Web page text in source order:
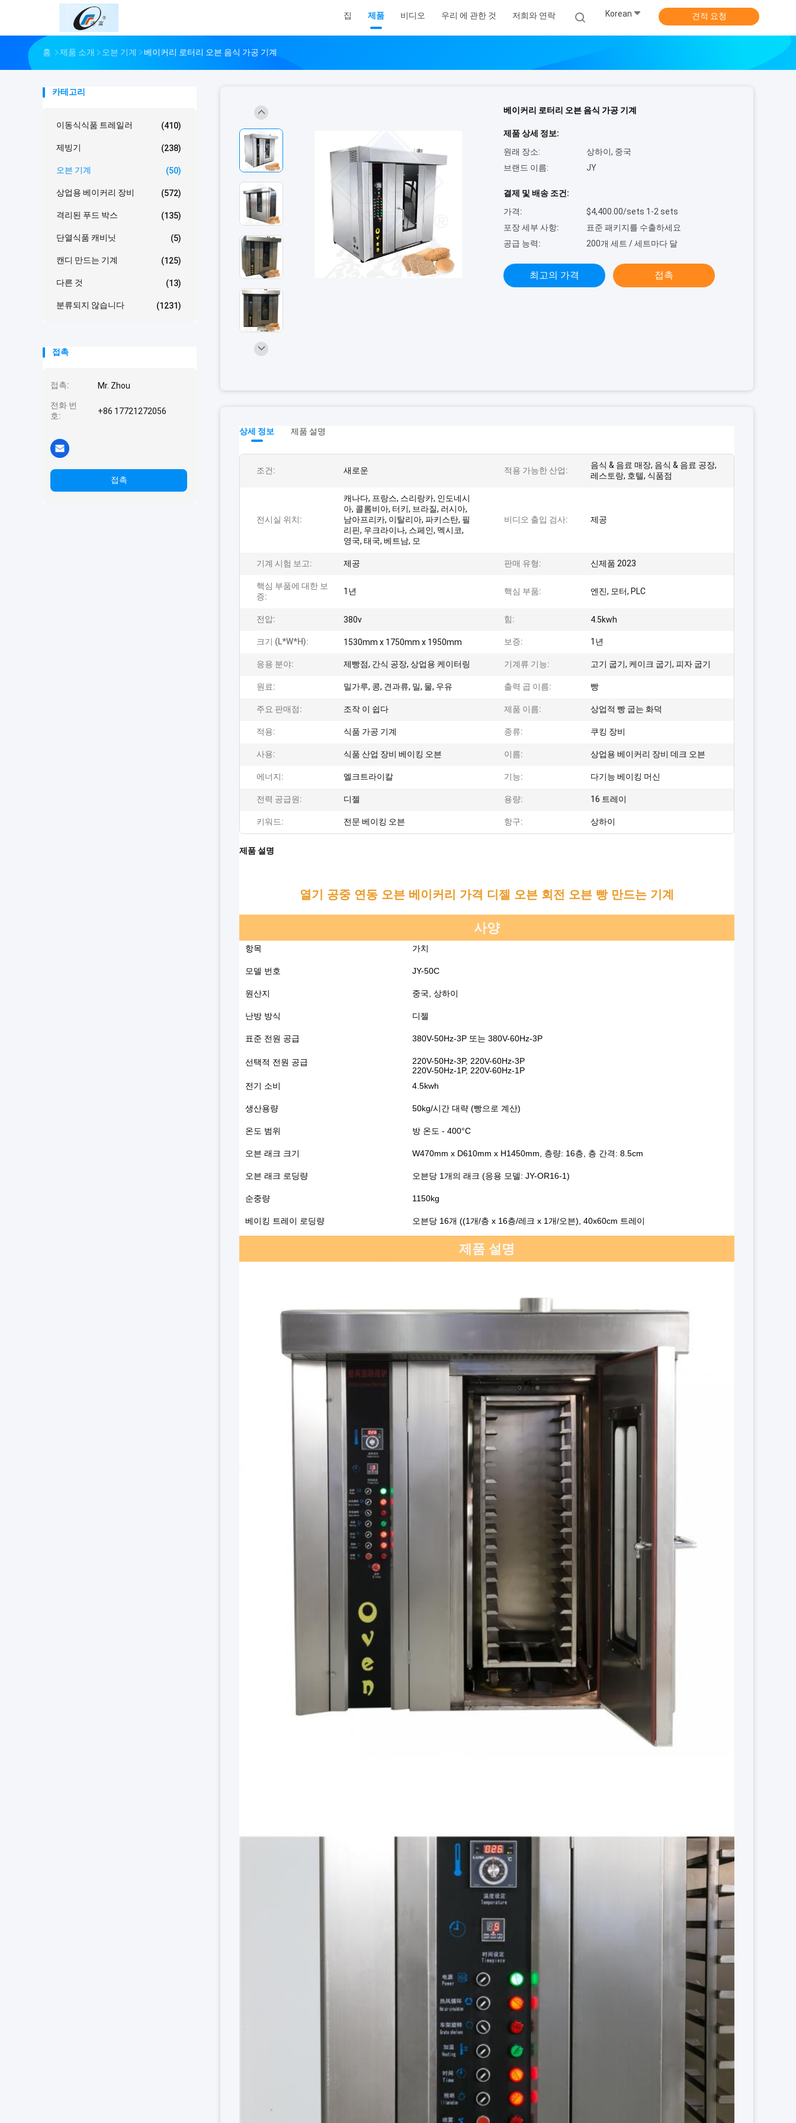
집 제품 비디오 우리 에 관한 것 저희와 연락 Korean 견적 요청
홈 제품 소개 오븐 기계 베이커리 로터리 오븐 음식 가공 기계
카테고리
이동식식품 트레일러 (410)
제빙기 (238)
오븐 기계 (50)
상업용 베이커리 장비 (572)
격리된 푸드 박스 (135)
단열식품 캐비닛 (5)
캔디 만드는 기계 (125)
다른 것 (13)
분류되지 않습니다 (1231)
접촉
접촉: Mr. Zhou
전화 번
호:
+86 17721272056
접촉
베이커리 로터리 오븐 음식 가공 기계
제품 상세 정보:
원래 장소:
상하이, 중국
브랜드 이름:
JY
결제 및 배송 조건:
가격:
$4,400.00/sets 1-2 sets
포장 세부 사항:
표준 패키지를 수출하세요
공급 능력:
200개 세트 / 세트마다 달
최고의 가격 접촉
상세 정보 제품 설명
조건: 새로운 적용 가능한 산업:
음식 & 음료 매장, 음식 & 음료 공장,
레스토랑, 호텔, 식품점
전시실 위치:
캐나다, 프랑스, ​​스리랑카, 인도네시
아, 콜롬비아, 터키, 브라질, 러시아,
남아프리카, 이탈리아, 파키스탄, 필
리핀, 우크라이나, 스페인, 멕시코,
영국, 태국, 베트남, 모
비디오 출입 검사: 제공
기계 시험 보고: 제공 판매 유형: 신제품 2023
핵심 부품에 대한 보
증:
1년 핵심 부품: 엔진, 모터, PLC
전압: 380v 힘: 4.5kwh
크기 (L*W*H): 1530mm x 1750mm x 1950mm 보증: 1년
응용 분야: 제빵점, 간식 공장, 상업용 케이터링 기계류 기능: 고기 굽기, 케이크 굽기, 피자 굽기
원료: 밀가루, 콩, 견과류, 밀, 물, 우유 출력 곱 이름: 빵
주요 판매점: 조작 이 쉽다 제품 이름: 상업적 빵 굽는 화덕
적용: 식품 가공 기계 종류: 쿠킹 장비
사용: 식품 산업 장비 베이킹 오븐 이름: 상업용 베이커리 장비 데크 오븐
에너지: 엘크트라이칼 기능: 다기능 베이킹 머신
전력 공급원: 디젤 용량: 16 트레이
키워드: 전문 베이킹 오븐 항구: 상하이
제품 설명
열기 공중 연동 오븐 베이커리 가격 디젤 오븐 회전 오븐 빵 만드는 기계
사양
항목 가치
모델 번호 JY-50C
원산지 중국, 상하이
난방 방식 디젤
표준 전원 공급 380V-50Hz-3P 또는 380V-60Hz-3P
선택적 전원 공급
220V-50Hz-3P, 220V-60Hz-3P
220V-50Hz-1P, 220V-60Hz-1P
전기 소비
4.5kwh
생산용량 50kg/시간 대략 (빵으로 계산)
온도 범위 방 온도 - 400°C
오븐 래크 크기 W470mm x D610mm x H1450mm, 층량: 16층, 층 간격: 8.5cm
오븐 래크 로딩량 오븐당 1개의 래크 (응용 모델: JY-OR16-1)
순중량 1150kg
베이킹 트레이 로딩량 오븐당 16개 ((1개/층 x 16층/레크 x 1개/오븐), 40x60cm 트레이
제품 설명